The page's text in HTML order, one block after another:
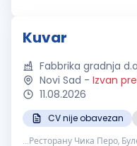
Kuvar
Fabbrika gradnja
Novi Sad - Izvan
11.08.2026
CV nije obavezan
...Ресторану Чика Перо,